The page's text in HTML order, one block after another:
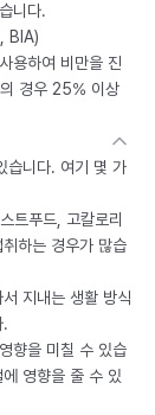
니다.
BIA)
용하여 비만을 진
경우 25% 이상
습니다. 여기 몇 가
트푸드, 고칼로리
하는 경우가 많습
지내는 생활 방식
.
향을 미칠 수 있습
영향을 줄 수 있